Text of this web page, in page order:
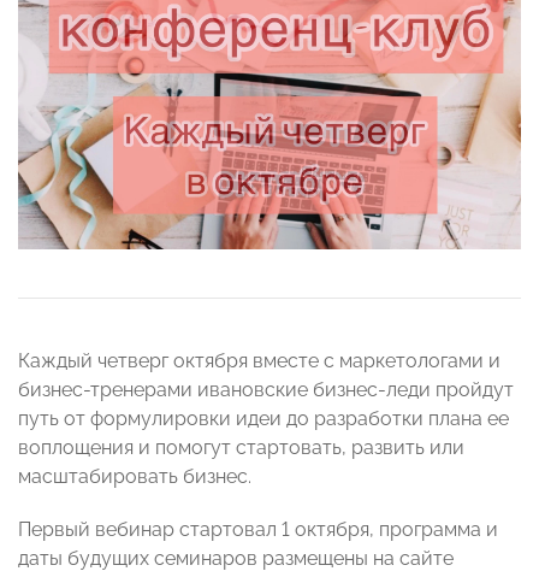
Каждый четверг октября вместе с маркетологами и
бизнес-тренерами ивановские бизнес-леди пройдут
путь от формулировки идеи до разработки плана ее
воплощения и помогут стартовать, развить или
масштабировать бизнес.
Первый вебинар стартовал 1 октября, программа и
даты будущих семинаров размещены на сайте